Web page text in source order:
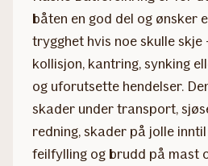
båten en god del og ønsker
trygghet hvis noe skulle skje
kollisjon, kantring, synking
og uforutsette hendelser.
skader under transport,
redning, skader på jolle
feilfylling og brudd på mast